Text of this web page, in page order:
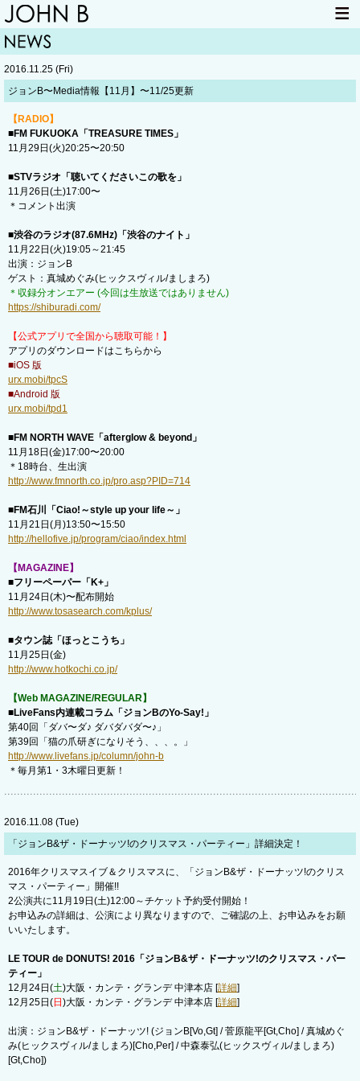
HOME
LIVE INFO
2016.11.25 (Fri)
ジョンB〜Media情報【11月】〜11/25更新
【RADIO】
■FM FUKUOKA「TREASURE TIMES」
11月29日(火)20:25〜20:50
■STVラジオ「聴いてくださいこの歌を」
11月26日(土)17:00〜
＊コメント出演
■渋谷のラジオ(87.6MHz)「渋谷のナイト」
11月22日(火)19:05～21:45
出演：ジョンB
ゲスト：真城めぐみ(ヒックスヴィル/ましまろ)
＊収録分オンエアー (今回は生放送ではありません)
https://shiburadi.com/
【公式アプリで全国から聴取可能！】
アプリのダウンロードはこちらから
■iOS 版
urx.mobi/tpcS
■Android 版
urx.mobi/tpd1
■FM NORTH WAVE「afterglow & beyond」
11月18日(金)17:00〜20:00
＊18時台、生出演
http://www.fmnorth.co.jp/pro.asp?PID=714
■FM石川「Ciao!～style up your life～」
11月21日(月)13:50〜15:50
http://hellofive.jp/program/ciao/index.html
【MAGAZINE】
■フリーペーパー「K+」
11月24日(木)〜配布開始
http://www.tosasearch.com/kplus/
■タウン誌「ほっとこうち」
11月25日(金)
http://www.hotkochi.co.jp/
【Web MAGAZINE/REGULAR】
■LiveFans内連載コラム「ジョンBのYo-Say!」
第40回「ダバ〜ダ♪ ダバダバダ〜♪」
第39回「猫の爪研ぎになりそう、、、。」
http://www.livefans.jp/column/john-b
＊毎月第1・3木曜日更新！
2016.11.08 (Tue)
「ジョンB&ザ・ドーナッツ!のクリスマス・パーティー」詳細決定！
2016年クリスマスイブ＆クリスマスに、「ジョンB&ザ・ドーナッツ!のクリス
マス・パーティー」開催!!
2公演共に11月19日(土)12:00～チケット予約受付開始！
お申込みの詳細は、公演により異なりますので、ご確認の上、お申込みをお願
いいたします。
LE TOUR de DONUTS! 2016「ジョンB&ザ・ドーナッツ!のクリスマス・パー
ティー」
12月24日(土)大阪・カンテ・グランデ 中津本店 [詳細]
12月25日(日 )大阪・カンテ・グランデ 中津本店 [詳細]
出演：ジョンB&ザ・ドーナッツ! (ジョンB[Vo,Gt] / 菅原龍平[Gt,Cho] / 真城めぐ
み(ヒックスヴィル/ましまろ)[Cho,Per] / 中森泰弘(ヒックスヴィル/ましまろ)
[Gt,Cho])